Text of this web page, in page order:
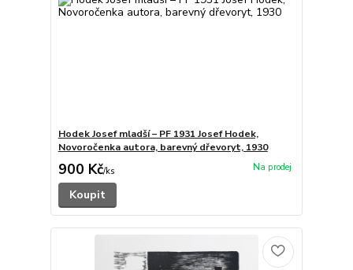
Hodek Josef mladší – PF 1931 Josef Hodek,
Novoročenka autora, barevný dřevoryt, 1930
900 Kč/ks
Koupit